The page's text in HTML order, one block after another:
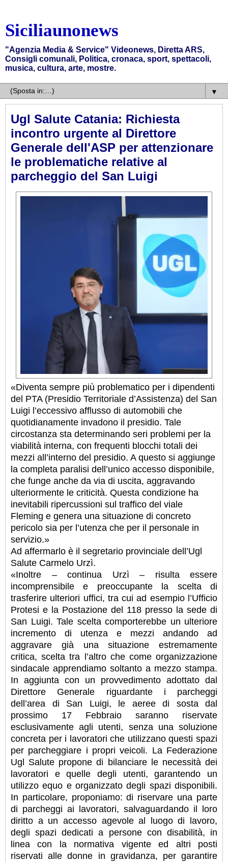
Siciliaunonews
"Agenzia Media & Service" Videonews, Diretta ARS,
Consigli comunali, Politica, cronaca, sport, spettacoli,
musica, cultura, arte, mostre.
▼
Ugl Salute Catania: Richiesta
incontro urgente al Direttore
Generale dell'ASP per attenzionare
le problematiche relative al
parcheggio del San Luigi
«Diventa sempre più problematico per i dipendenti
del PTA (Presidio Territoriale d’Assistenza) del San
Luigi l’eccessivo afflusso di automobili che
quotidianamente invadono il presidio. Tale
circostanza sta determinando seri problemi per la
viabilità interna, con frequenti blocchi totali dei
mezzi all’interno del presidio. A questo si aggiunge
la completa paralisi dell’unico accesso disponibile,
che funge anche da via di uscita, aggravando
ulteriormente le criticità. Questa condizione ha
inevitabili ripercussioni sul traffico del viale
Fleming e genera una situazione di concreto
pericolo sia per l’utenza che per il personale in
servizio.»
Ad affermarlo è il segretario provinciale dell’Ugl
Salute Carmelo Urzì.
«Inoltre – continua Urzì – risulta essere
incomprensibile e preoccupante la scelta di
trasferire ulteriori uffici, tra cui ad esempio l’Ufficio
Protesi e la Postazione del 118 presso la sede di
San Luigi. Tale scelta comporterebbe un ulteriore
incremento di utenza e mezzi andando ad
aggravare già una situazione estremamente
critica, scelta tra l’altro che come organizzazione
sindacale apprendiamo soltanto a mezzo stampa.
In aggiunta con un provvedimento adottato dal
Direttore Generale riguardante i parcheggi
dell’area di San Luigi, le aeree di sosta dal
prossimo 17 Febbraio saranno riservate
esclusivamente agli utenti, senza una soluzione
concreta per i lavoratori che utilizzano questi spazi
per parcheggiare i propri veicoli. La Federazione
Ugl Salute propone di bilanciare le necessità dei
lavoratori e quelle degli utenti, garantendo un
utilizzo equo e organizzato degli spazi disponibili.
In particolare, proponiamo: di riservare una parte
di parcheggi ai lavoratori, salvaguardando il loro
diritto a un accesso agevole al luogo di lavoro,
degli spazi dedicati a persone con disabilità, in
linea con la normativa vigente ed altri posti
riservati alle donne in gravidanza, per garantire